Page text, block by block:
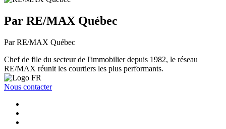
Par RE/MAX Québec
Par RE/MAX Québec
Chef de file du secteur de l'immobilier depuis 1982, le réseau
RE/MAX réunit les courtiers les plus performants.
Nous contacter